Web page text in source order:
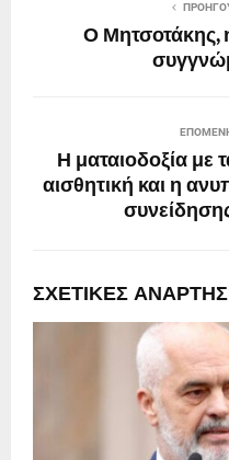
Ο Μητσοτάκης,
Η ματαιοδοξία με
αισθητική και η
ΣΧΕΤΙΚΈΣ